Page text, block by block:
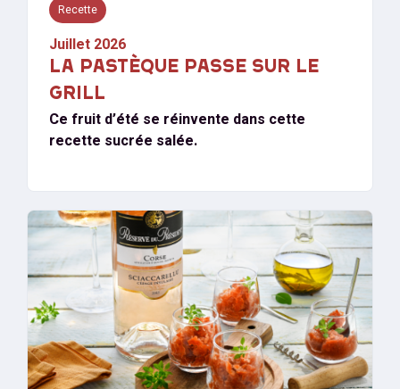
Recette
Juillet 2026
LA PASTÈQUE PASSE SUR LE
GRILL
Ce fruit d’été se réinvente dans cette
recette sucrée salée.